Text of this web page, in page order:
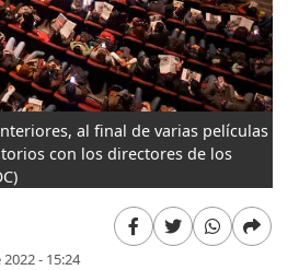
al final de varias películas
con los directores de los
- 15:24